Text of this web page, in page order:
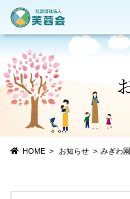
HOME お知らせ みぎわ園